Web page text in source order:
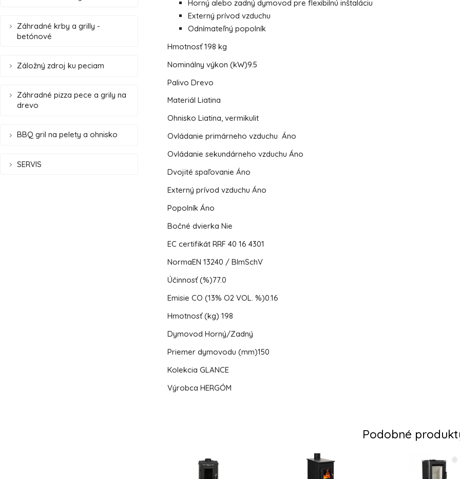
Záhradné krby a grilly -
betónové
Záložný zdroj ku peciam
Záhradné pizza pece a grily na
drevo
BBQ gril na pelety a ohnisko
SERVIS
Horný alebo zadný dymovod pre flexibilnú inštaláciu
Externý prívod vzduchu
Odnímateľný popolník
Hmotnosť198 kg
Nominálny výkon (kW)9.5
Palivo Drevo
Materiál Liatina
Ohnisko Liatina, vermikulit
Ovládanie primárneho vzduchu Áno
Ovládanie sekundárneho vzduchu Áno
Dvojité spaľovanie Áno
Externý prívod vzduchu Áno
Popolník Áno
Bočné dvierka Nie
EC certifikát RRF 40 16 4301
NormaEN 13240 / BImSchV
Účinnosť (%)77.0
Emisie CO (13% O2 VOL. %)0.16
Hmotnosť (kg) 198
Dymovod Horný/Zadný
Priemer dymovodu (mm)150
Kolekcia GLANCE
Výrobca HERGÓM
Podobné